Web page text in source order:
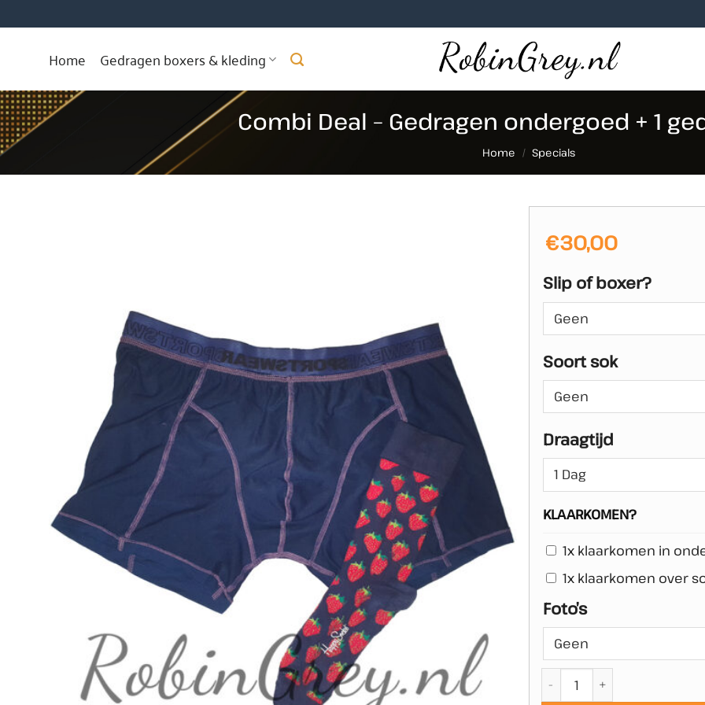
naar
Home Gedragen boxers & kleding
Combi Deal – Gedragen ondergoed + 1
Home / Specials
€30,00
Slip of boxer?
Soort sok
Draagtijd
KLAARKOMEN?
1x klaarkomen in
1x klaarkomen over
Foto’s
Combi Deal - Gedragen